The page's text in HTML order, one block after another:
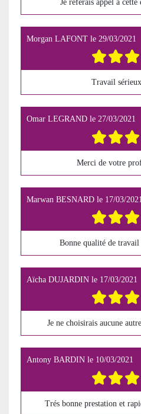
Je referais appel à
Morgan LAFONT le 29/03/2021
Travail
Omar LEGRAND le 27/03/2021
Merci de votre
Marwan BESNARD le 17/03/2021
Bonne qualité de
Aïcha DUJARDIN le 17/03/2021
Je ne choisirais aucune
Antony BARDIN le 10/03/2021
Trés bonne prestation et